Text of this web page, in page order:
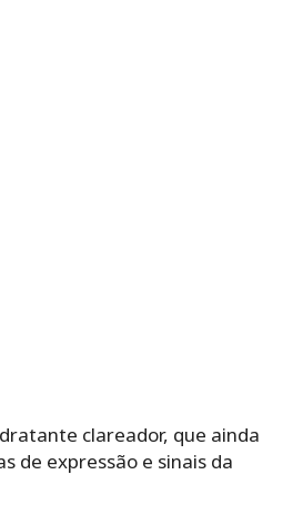
clareador, que ainda
de expressão e sinais da